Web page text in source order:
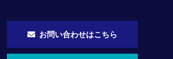
お問い合わせはこちら